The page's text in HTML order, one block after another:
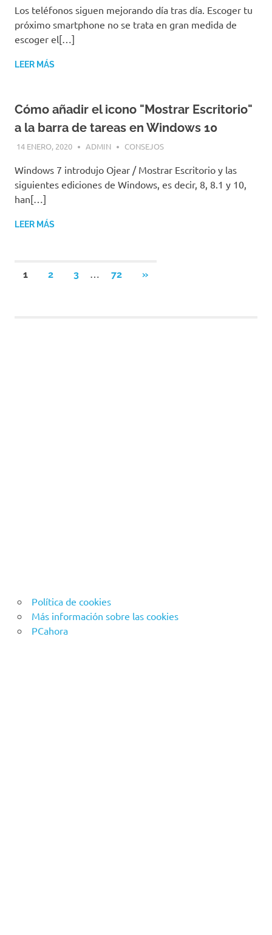
Los teléfonos siguen mejorando día tras día. Escoger tu
próximo smartphone no se trata en gran medida de
escoger el[…]
LEER MÁS
Cómo añadir el icono "Mostrar Escritorio"
a la barra de tareas en Windows 10
14 ENERO, 2020 ADMIN CONSEJOS
Windows 7 introdujo Ojear / Mostrar Escritorio y las
siguientes ediciones de Windows, es decir, 8, 8.1 y 10,
han[…]
LEER MÁS
Paginación
1 2 3 … 72
SIGUIENTES
»
Política de cookies
Más información sobre las cookies
PCahora